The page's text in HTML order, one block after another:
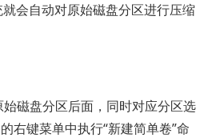
会自动对原始磁盘分区进行压缩
磁盘分区后面，同时对应分区选
右键菜单中执行“新建简单卷”命